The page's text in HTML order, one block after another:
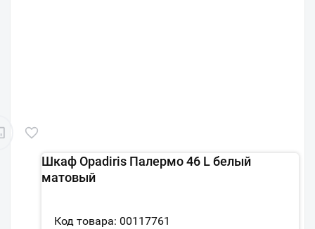
Шкаф Opadiris Палермо 46 L белый
матовый
Код товара: 00117761